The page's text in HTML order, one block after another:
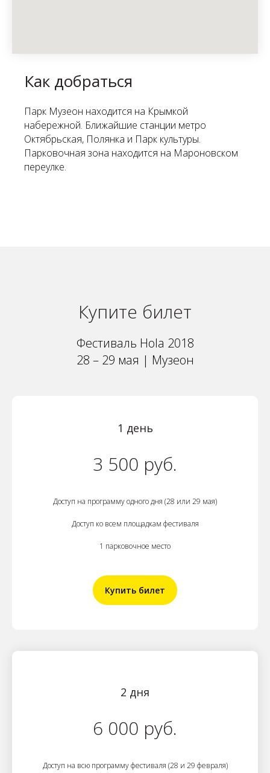
Как добраться
Парк Музеон находится на Крымкой
набережной. Ближайшие станции метро
Октябрьская, Полянка и Парк культуры.
Парковочная зона находится на Мароновском
переулке.
Купите билет
Фестиваль Hola 2018
28 – 29 мая | Музеон
1 день
3 500 руб.
Доступ на программу одного дня (28 или 29 мая)
Доступ ко всем площадкам фестиваля
1 парковочное место
Купить билет
2 дня
6 000 руб.
Доступ на всю программу фестиваля (28 и 29 февраля)